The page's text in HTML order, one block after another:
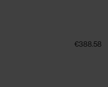
€388.58